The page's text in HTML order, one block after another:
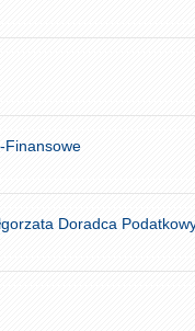
Finansowe
Doradca